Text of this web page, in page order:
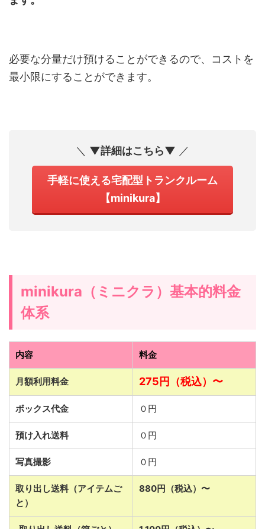
必要な分量だけ預けることができるので、コストを
最小限にすることができます。
＼ ▼詳細はこちら▼ ／
手軽に使える宅配型トランクルーム
【minikura】
minikura（ミニクラ）基本的料金
体系
内容 料金
月額利用料金 275円（税込）〜
ボックス代金 ０円
預け入れ送料 ０円
写真撮影 ０円
取り出し送料（アイテムご
と）
880円（税込）〜